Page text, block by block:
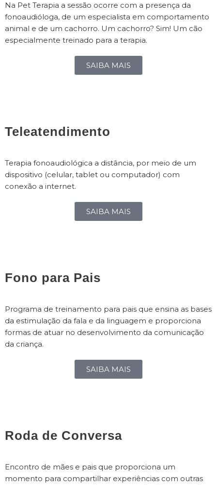
Na Pet Terapia a sessão ocorre com a presença da
fonoaudióloga, de um especialista em comportamento
animal e de um cachorro. Um cachorro? Sim! Um cão
especialmente treinado para a terapia.
SAIBA MAIS
Teleatendimento
Terapia fonoaudiológica a distância, por meio de um
dispositivo (celular, tablet ou computador) com
conexão a internet.
SAIBA MAIS
Fono para Pais
Programa de treinamento para pais que ensina as bases
da estimulação da fala e da linguagem e proporciona
formas de atuar no desenvolvimento da comunicação
da criança.
SAIBA MAIS
Roda de Conversa
Encontro de mães e pais que proporciona um
momento para compartilhar experiências com outras